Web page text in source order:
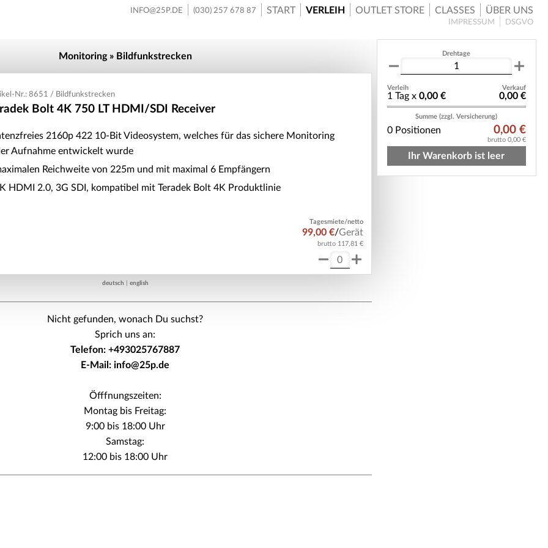
Monitoring » Bildfunkstrecken
Nr.: 8651 / Bildfunkstrecken
Bolt 4K 750 LT HDMI/SDI Receiver
2160p 422 10-Bit Videosystem, welches für das sichere Monitoring
Aufnahme entwickelt wurde
Reichweite von 225m und mit maximal 6 Empfängern
HDMI 2.0, 3G SDI, kompatibel mit Teradek Bolt 4K Produktlinie
Tagesmiete/netto
99,00 €/Gerät
brutto 117,81 €
deutsch english
Nicht gefunden, wonach Du suchst?
Sprich uns an:
Telefon: +493025767887
E-Mail: info@25p.de
Öfffnungszeiten:
Montag bis Freitag:
9:00 bis 18:00 Uhr
Samstag:
12:00 bis 18:00 Uhr
Drehtage
Verleih Verkauf
1 Tag x 0,00 € 0,00 €
Summe (zzgl. Versicherung)
0 Positionen 0,00 €
brutto 0,00 €
Ihr Warenkorb ist leer
INFO@25P.DE (030) 257 678 87 START VERLEIH OUTLET STORE CLASSES ÜBER UNS
IMPRESSUM DSGVO